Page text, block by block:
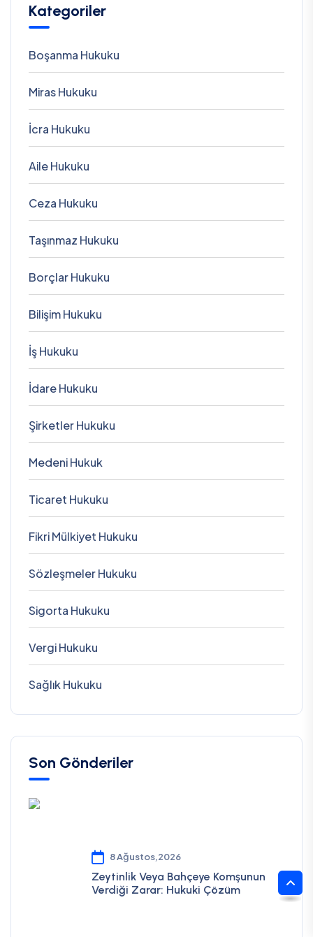
Kategoriler
Boşanma Hukuku
Miras Hukuku
İcra Hukuku
Aile Hukuku
Ceza Hukuku
Taşınmaz Hukuku
Borçlar Hukuku
Bilişim Hukuku
İş Hukuku
İdare Hukuku
Şirketler Hukuku
Medeni Hukuk
Ticaret Hukuku
Fikri Mülkiyet Hukuku
Sözleşmeler Hukuku
Sigorta Hukuku
Vergi Hukuku
Sağlık Hukuku
Son Gönderiler
8 Ağustos,2026
Zeytinlik Veya Bahçeye Komşunun
Verdiği Zarar: Hukuki Çözüm